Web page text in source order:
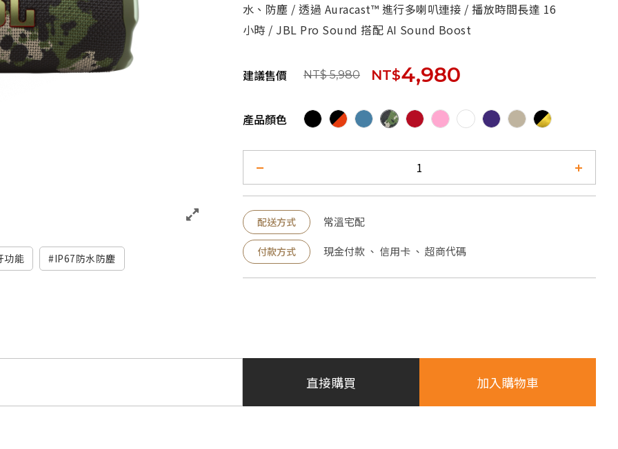
功能 IP67防水防塵
水、防塵 / 透過 Auracast™ 進行多喇叭連接 / 播放時間長達 16
小時 / JBL Pro Sound 搭配 AI Sound Boost
建議售價 NT$ 5,980 NT$4,980
產品顏色
配送方式 常溫宅配
付款方式 現金付款 、 信用卡 、 超商代碼
直接購買 加入購物車